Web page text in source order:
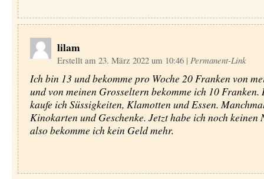
lilam
Erstellt am 23. März 2022 um 10:46 | Permanent-Link
Ich bin 13 und bekomme pro Woche 20 Franken von
und von meinen Grosseltern bekomme ich 10 Franken.
kaufe ich Süssigkeiten, Klamotten und Essen.
Kinokarten und Geschenke. Jetzt habe ich noch keinen
also bekomme ich kein Geld mehr.